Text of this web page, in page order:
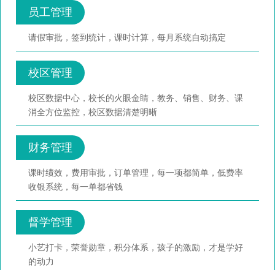
员工管理
请假审批，签到统计，课时计算，每月系统自动搞定
校区管理
校区数据中心，校长的火眼金睛，教务、销售、财务、课
消全方位监控，校区数据清楚明晰
财务管理
课时绩效，费用审批，订单管理，每一项都简单，低费率
收银系统，每一单都省钱
督学管理
小艺打卡，荣誉勋章，积分体系，孩子的激励，才是学好
的动力